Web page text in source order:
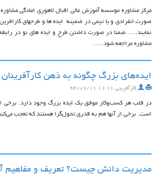
مرکز مشاوره موسسه آموزش عالی اقبال لاهوری امادگی
صورت انفرادی و یا تیمی در ضمینه ایده ها و طرحهای
نمایند......ضمنا در صورت داشتن طرح و ایده های نو در
مشاوره مراجعه شود.....
ایده‌های بزرگ چگونه به ذهن
کارآفرینی ۱۱:۱۱ ۹۴/۰۷/۱۱
در قلب هر کسب‌وکار موفق یک ایده بزرگ وجود دارد. برخی
است. برخی از آنها هم به قدری تحول‌گرا هستند که تعجب
مدیریت دانش چیست؟ تعریف و مفاهیم